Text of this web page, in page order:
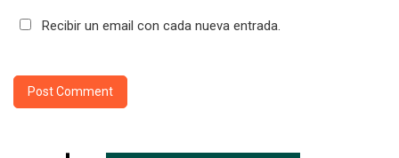
Recibir un email con cada nueva entrada.